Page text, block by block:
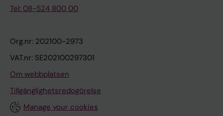
Tel: 08-524 800 00
Org.nr: 202100-2973
VAT.nr: SE202100297301
Om webbplatsen
Tillgänglighetsredogörelse
Manage your cookies